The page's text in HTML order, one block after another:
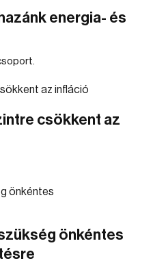
energia- és
csökkent az
önkéntes